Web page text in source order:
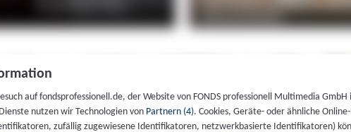
auf fondsprofessionell.de, der Website von FONDS professionell Multimedia
nutzen wir Technologien von Partnern (4). Cookies, Geräte- oder ähnliche
zufällig zugewiesene Identifikatoren, netzwerkbasierte Identifikatoren)